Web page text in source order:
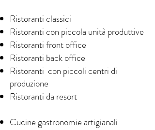
Ristoranti classici
Ristoranti con piccola unità produttive
Ristoranti front office
Ristoranti back office
Ristoranti con piccoli centri di
produzione
Ristoranti da resort
Cucine gastronomie artigianali